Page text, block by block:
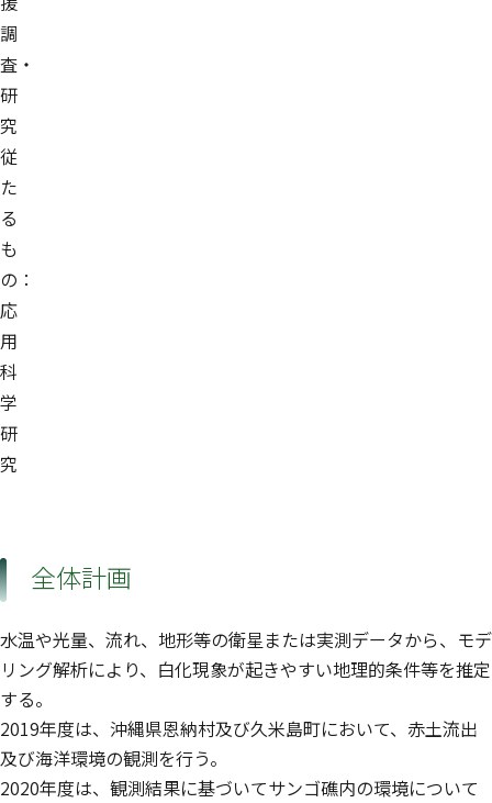
調
査・
研
究
従
た
る
も
の：
応
用
科
学
研
究
全体計画
水温や光量、流れ、地形等の衛星または実測データから、モデ
リング解析により、白化現象が起きやすい地理的条件等を推定
する。
2019年度は、沖縄県恩納村及び久米島町において、赤土流出
及び海洋環境の観測を行う。
2020年度は、観測結果に基づいてサンゴ礁内の環境について